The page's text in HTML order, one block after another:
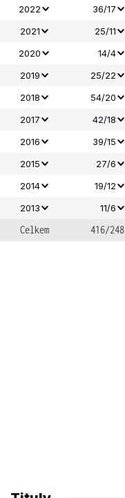
2022 36/17
2021
25/11
2020
14/4
2019
25/22
2018
54/20
2017
42/18
2016
39/15
2015
27/6
2014
19/12
2013
11/6
Celkem 416/248